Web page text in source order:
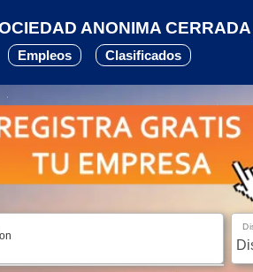
ANONIMA
Empleos Clasificados